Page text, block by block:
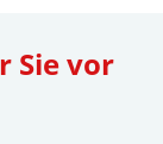
Sie vor